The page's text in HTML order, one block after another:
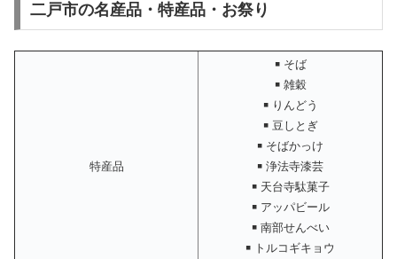
二戸市の名産品・特産品・お祭り
特産品
￭ そば
￭ 雑穀
￭ りんどう
￭ 豆しとぎ
￭ そばかっけ
￭ 浄法寺漆芸
￭ 天台寺駄菓子
￭ アッパビール
￭ 南部せんべい
￭ トルコギキョウ